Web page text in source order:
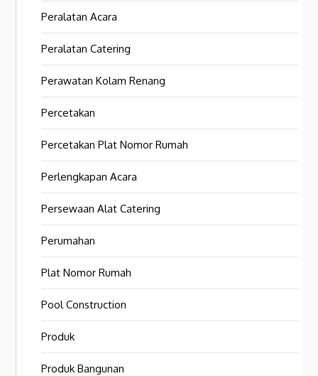
Peralatan Acara
Peralatan Catering
Perawatan Kolam Renang
Percetakan
Percetakan Plat Nomor Rumah
Perlengkapan Acara
Persewaan Alat Catering
Perumahan
Plat Nomor Rumah
Pool Construction
Produk
Produk Bangunan